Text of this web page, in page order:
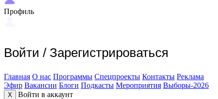
Профиль
Войти / Зарегистрироваться
Главная О нас Программы Спецпроекты Контакты Реклама
Эфир Вакансии Блоги Подкасты Мероприятия Выборы-2026
X
Войти в аккаунт